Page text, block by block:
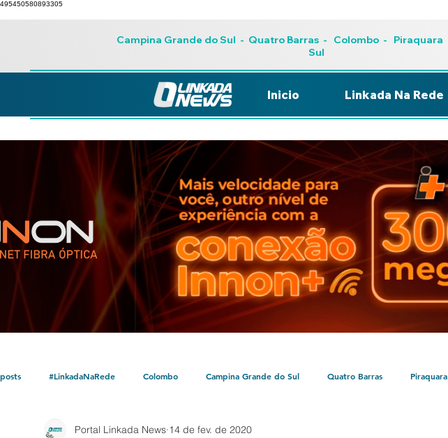
495450580893305
Campina Grande do Sul - Quatro Barras- Colombo- Piraquara
Sul
Inicio Linkada Na Rede
#LinkadaNaRede Colombo Campina Grande do Sul Quatro Barras Piraquara
Policial Bocaiúva do Sul Litoral
Portal Linkada News 14 de fev. de 2020